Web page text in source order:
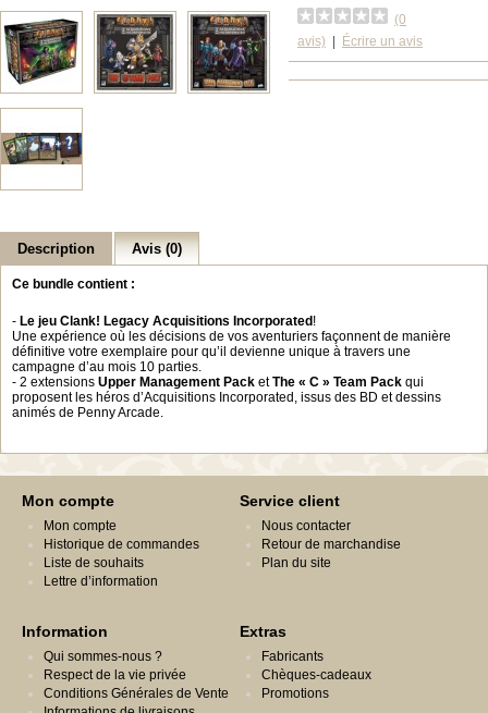
(0
avis)
Écrire un avis
Description Avis (0)
Ce bundle contient :
- Le jeu Clank! Legacy Acquisitions Incorporated !
Une expérience où les décisions de vos aventuriers façonnent de manière
définitive votre exemplaire pour qu’il devienne unique à travers une
campagne d’au mois 10 parties.
- 2 extensions Upper Management Pack etThe « C » Team Pack qui
proposent les héros d’Acquisitions Incorporated, issus des BD et dessins
animés de Penny Arcade.
Mon compte
Mon compte
Historique de commandes
Liste de souhaits
Lettre d’information
Service client
Nous contacter
Retour de marchandise
Plan du site
Information
Qui sommes-nous ?
Respect de la vie privée
Conditions Générales de Vente
Extras
Fabricants
Chèques-cadeaux
Promotions